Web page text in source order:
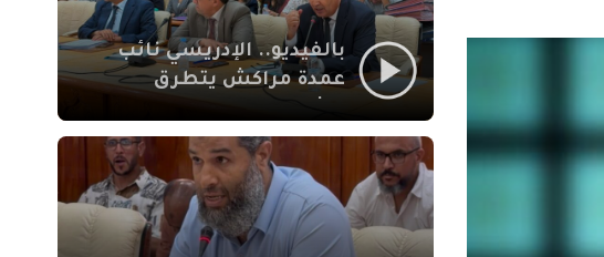
بالفيديو.. الإدريسي نائب
عمدة مراكش يتطرق
الاجتماعي في نقل
المحطة الطرقية إلى
العزوزية